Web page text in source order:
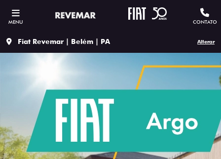
MENU CONTATO
Fiat Revemar | Belém | PA Alterar